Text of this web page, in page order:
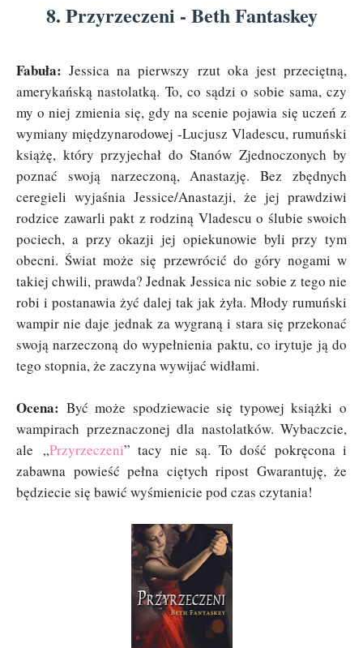
8. Przyrzeczeni - Beth Fantaskey
Fabuła: Jessica na pierwszy rzut oka jest przeciętną,
amerykańską nastolatką. To, co sądzi o sobie sama, czy
my o niej zmienia się, gdy na scenie pojawia się uczeń z
wymiany międzynarodowej -Lucjusz Vladescu, rumuński
książę, który przyjechał do Stanów Zjednoczonych by
poznać swoją narzeczoną, Anastazję. Bez zbędnych
ceregieli wyjaśnia Jessice/Anastazji, że jej prawdziwi
rodzice zawarli pakt z rodziną Vladescu o ślubie swoich
pociech, a przy okazji jej opiekunowie byli przy tym
obecni. Świat może się przewrócić do góry nogami w
takiej chwili, prawda? Jednak Jessica nic sobie z tego nie
robi i postanawia żyć dalej tak jak żyła. Młody rumuński
wampir nie daje jednak za wygraną i stara się przekonać
swoją narzeczoną do wypełnienia paktu, co irytuje ją do
tego stopnia, że zaczyna wywijać widłami.
Ocena: Być może spodziewacie się typowej książki o
wampirach przeznaczonej dla nastolatków. Wybaczcie,
ale „Przyrzeczeni” tacy nie są. To dość pokręcona i
zabawna powieść pełna ciętych ripost Gwarantuję, że
będziecie się bawić wyśmienicie pod czas czytania!